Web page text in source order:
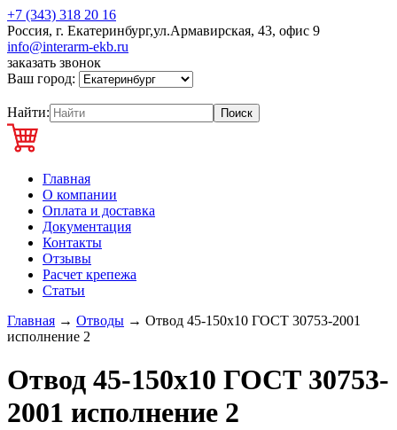
+7 (343) 318 20 16
Россия, г. Екатеринбург,ул.Армавирская, 43, офис 9
info@interarm-ekb.ru
заказать звонок
Ваш город:
Найти:
Главная
О компании
Оплата и доставка
Документация
Контакты
Отзывы
Расчет крепежа
Статьи
Главная → Отводы → Отвод 45-150х10 ГОСТ 30753-2001
исполнение 2
Отвод 45-150х10 ГОСТ 30753-
2001 исполнение 2